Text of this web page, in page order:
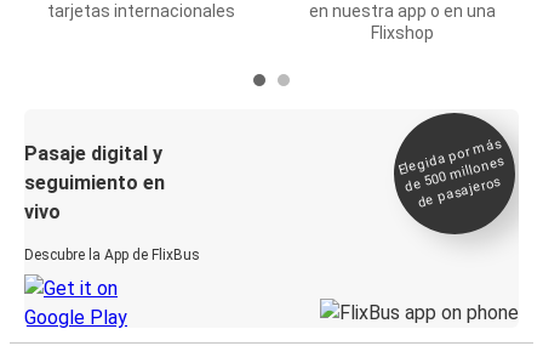
tarjetas internacionales
en nuestra app o en una
Flixshop
Pasaje digital y
seguimiento en
vivo
Descubre la App de FlixBus
Elegida por
más
de 500
millones
de pasajeros